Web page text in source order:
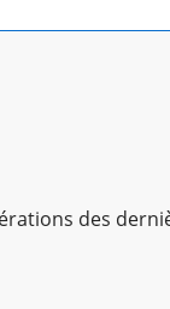
des